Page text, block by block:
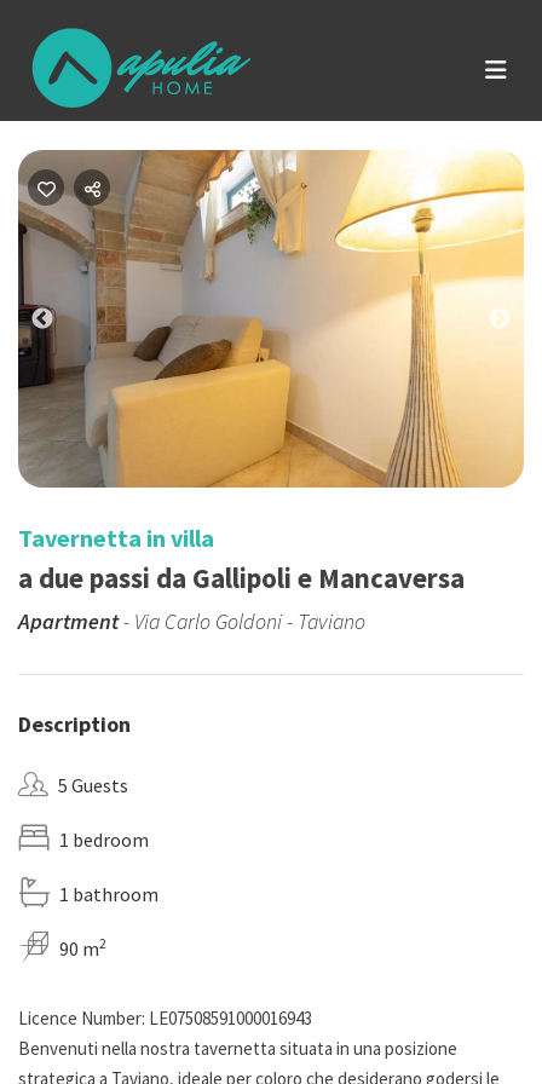
Previous
Tavernetta in villa
a due passi da Gallipoli e Mancaversa
Apartment- Via Carlo Goldoni - Taviano
Description
5 Guests
1 bedroom
1 bathroom
90 m2
Licence Number: LE07508591000016943
Benvenuti nella nostra tavernetta situata in una posizione
strategica a Taviano, ideale per coloro che desiderano godersi le